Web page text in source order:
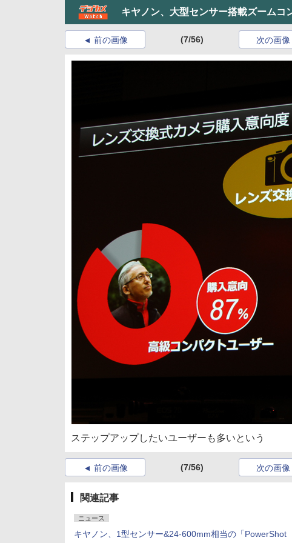
キヤノン、大型センサー搭載ズームコ
前の画像 (7/56) 次の画像
ステップアップしたいユーザーも多いという
前の画像 (7/56) 次の画像
関連記事
ニュース
キヤノン、1型センサー&24-600mm相当の「PowerShot